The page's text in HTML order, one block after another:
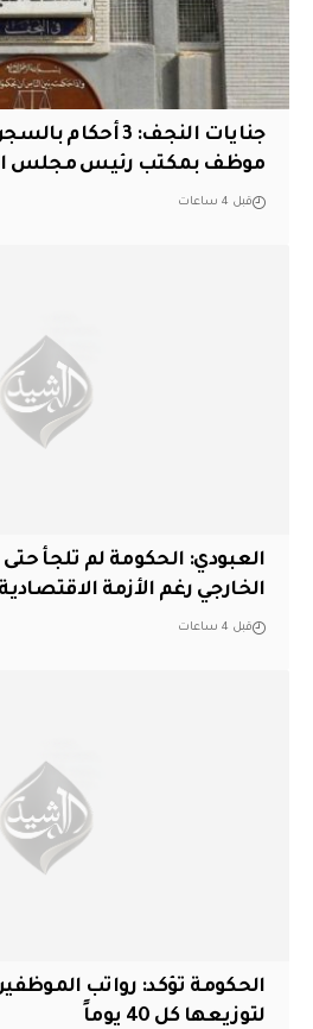
جنايات النجف: 3
موظف بمكتب رئيس مجلس
قبل 4 ساعات
العبودي: الحكومة لم تلجأ حتى
الخارجي رغم الأزمة الاقتصادية
قبل 4 ساعات
الحكومة تؤكد: رواتب
لتوزيعها كل 40 يوماً